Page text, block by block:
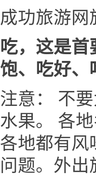
成功旅游网
吃，这是首
饱、吃好、
注意： 不
水果。 各
各地都有风
问题。外